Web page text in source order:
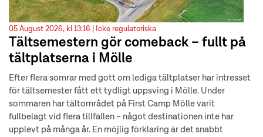
05 August 2026, kl 13:16 | Icke regulatoriska
Tältsemestern gör comeback – fullt på
tältplatserna i Mölle
Efter flera somrar med gott om lediga tältplatser har intresset
för tältsemester fått ett tydligt uppsving i Mölle. Under
sommaren har tältområdet på First Camp Mölle varit
fullbelagt vid flera tillfällen – något destinationen inte har
upplevt på många år. En möjlig förklaring är det snabbt